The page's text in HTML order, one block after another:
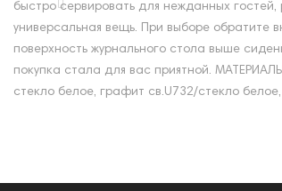
быстро сервировать для нежданных
универсальная вещь. При выборе обратите
поверхность журнального стола выше
покупка стала для вас приятной.
стекло белое, графит св.U732/стекло